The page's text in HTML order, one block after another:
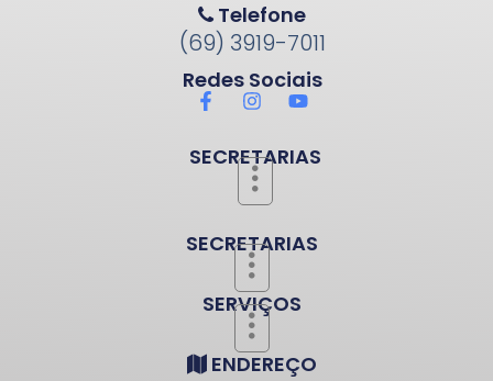
Telefone
(69) 3919-7011
Redes Sociais
SECRETARIAS
SECRETARIAS
SERVIÇOS
ENDEREÇO